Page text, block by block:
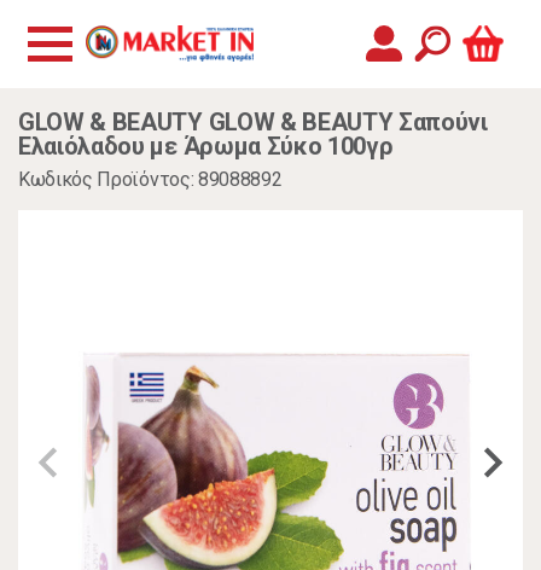
GLOW & BEAUTY GLOW & BEAUTY Σαπούνι
Ελαιόλαδου με Άρωμα Σύκο 100γρ
Κωδικός Προϊόντος: 89088892